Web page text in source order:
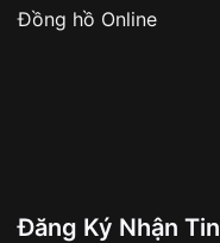
Đồng hồ Online
Đăng Ký Nhận Tin